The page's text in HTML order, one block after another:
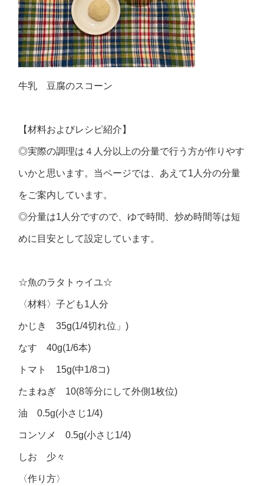
牛乳 豆腐のスコーン
【材料およびレシピ紹介】
◎実際の調理は４人分以上の分量で行う方が作りやす
いかと思います。当ページでは、あえて1人分の分量
をご案内しています。
◎分量は1人分ですので、ゆで時間、炒め時間等は短
めに目安として設定しています。
☆魚のラタトゥイユ☆
〈材料〉子ども1人分
かじき 35g(1/4切れ位」)
なす 40g(1/6本)
トマト 15g(中1/8コ)
たまねぎ 10(8等分にして外側1枚位)
油 0.5g(小さじ1/4)
コンソメ 0.5g(小さじ1/4)
しお 少々
〈作り方〉